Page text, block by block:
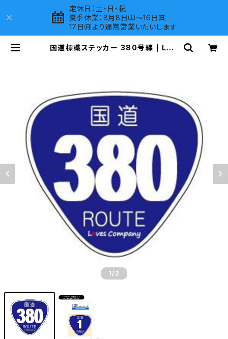
定休日：土・日・祝
夏季休業：8月8日㈯～16日㈰
17日㈪より通常営業いたいします
国道標識ステッカー 380号線 | LOV
1 /2